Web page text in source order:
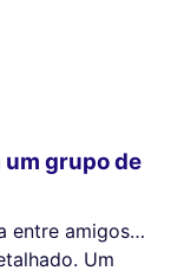
um grupo de
entre amigos…
Um